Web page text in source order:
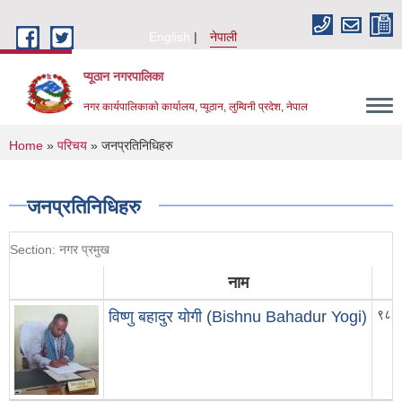
English
नेपाली
प्यूठान नगरपालिका
नगर कार्यपालिकाकाे कार्यालय, प्यूठान, लुम्विनी प्रदेश, नेपाल
You are here
Home » परिचय » जनप्रतिनिधिहरु
जनप्रतिनिधिहरु
Section: नगर प्रमुख
नाम
विष्णु बहादुर योगी (Bishnu Bahadur Yogi)